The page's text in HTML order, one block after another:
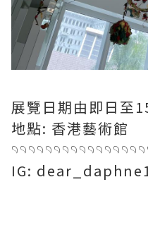
展覽日期由即日至
地點: 香港藝術館
IG: